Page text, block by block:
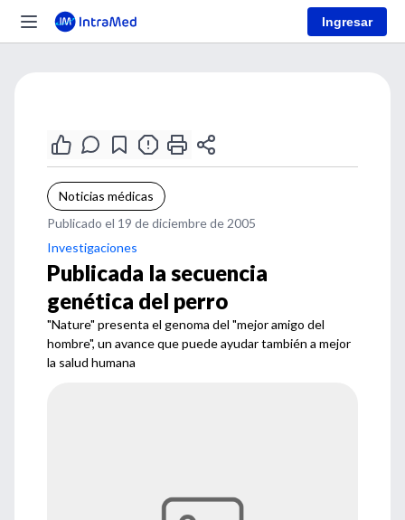
Ingresar
Noticias médicas
Publicado el 19 de diciembre de 2005
Investigaciones
Publicada la secuencia
genética del perro
"Nature" presenta el genoma del "mejor amigo del
hombre", un avance que puede ayudar también a mejor
la salud humana